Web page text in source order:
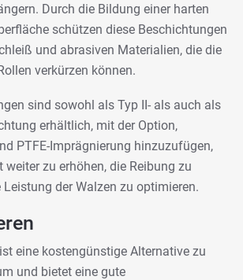
Durch die Bildung einer harten
schützen diese Beschichtungen
und abrasiven Materialien, die die
verkürzen können.
sind sowohl als Typ II- als auch als
erhältlich, mit der Option,
PTFE-Imprägnierung hinzuzufügen,
zu erhöhen, die Reibung zu
der Walzen zu optimieren.
ist eine kostengünstige Alternative zu
und bietet eine gute